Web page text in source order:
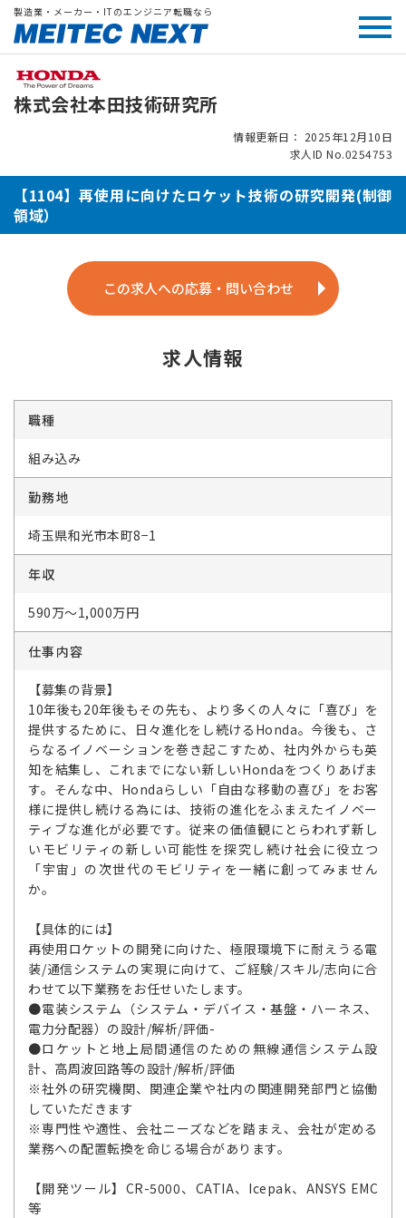
製造業・メーカー・ITのエンジニア転職なら
株式会社本田技術研究所
情報更新日： 2025年12月10日
求人ID No.0254753
【1104】再使用に向けたロケット技術の研究開発(制御
領域）
この求人への応募・問い合わせ
求人情報
職種
組み込み
勤務地
埼玉県和光市本町8−1
年収
590万～1,000万円
仕事内容
【募集の背景】
10年後も20年後もその先も、より多くの人々に「喜び」を
提供するために、日々進化をし続けるHonda。今後も、さ
らなるイノベーションを巻き起こすため、社内外からも英
知を結集し、これまでにない新しいHondaをつくりあげま
す。そんな中、Hondaらしい「自由な移動の喜び」をお客
様に提供し続ける為には、技術の進化をふまえたイノベー
ティブな進化が必要です。従来の価値観にとらわれず新し
いモビリティの新しい可能性を探究し続け社会に役立つ
「宇宙」の次世代のモビリティを一緒に創ってみません
か。
【具体的には】
再使用ロケットの開発に向けた、極限環境下に耐えうる電
装/通信システムの実現に向けて、ご経験/スキル/志向に合
わせて以下業務をお任せいたします。
●電装システム（システム・デバイス・基盤・ハーネス、
電力分配器）の設計/解析/評価-
●ロケットと地上局間通信のための無線通信システム設
計、高周波回路等の設計/解析/評価
※社外の研究機関、関連企業や社内の関連開発部門と協働
していただきます
※専門性や適性、会社ニーズなどを踏まえ、会社が定める
業務への配置転換を命じる場合があります。
【開発ツール】CR-5000、CATIA、Icepak、ANSYS EMC
等